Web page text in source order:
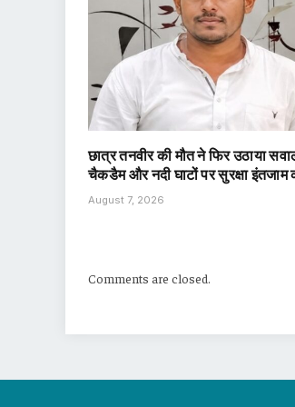
छात्र तनवीर की मौत ने फिर उठाया
चैकडैम और नदी घाटों पर सुरक्षा इंतजाम
August 7, 2026
Comments are closed.